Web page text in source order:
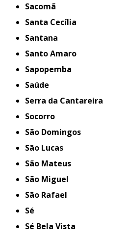
Sacomã
Santa Cecília
Santana
Santo Amaro
Sapopemba
Saúde
Serra da Cantareira
Socorro
São Domingos
São Lucas
São Mateus
São Miguel
São Rafael
Sé
Sé Bela Vista